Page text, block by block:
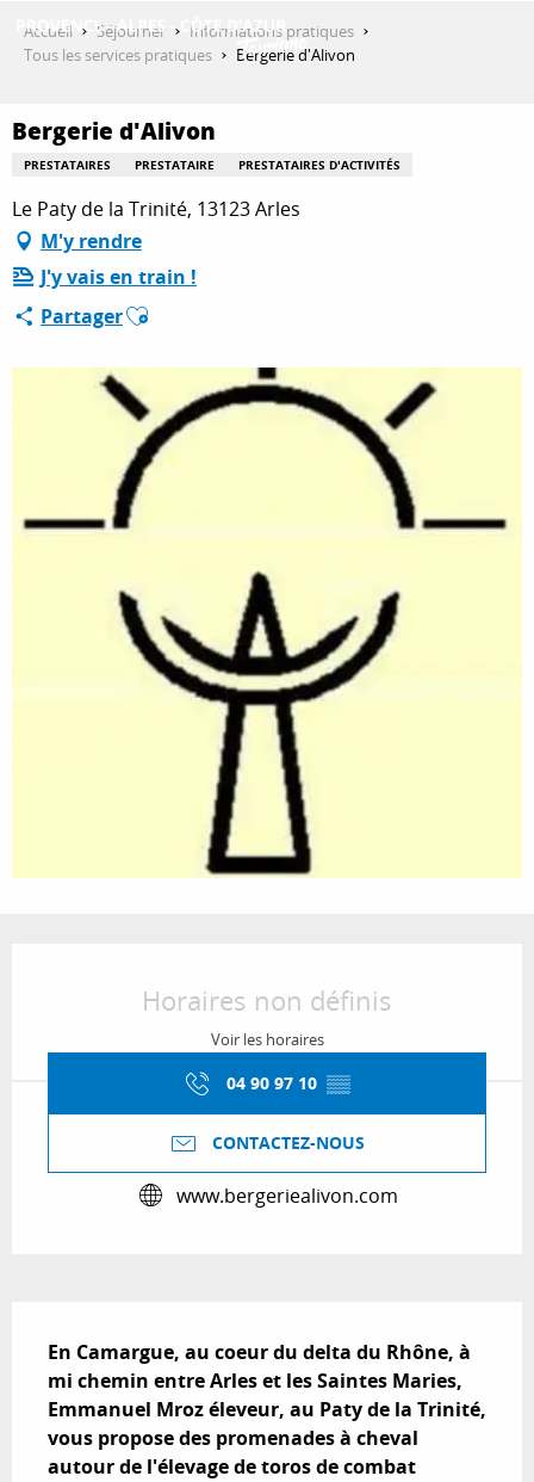
QUE FAIRE ?
SÉJOURNER
ESPACE PRO
Accueil Séjourner
Informations pratiques
Tous les services pratiques
Bergerie d'Alivon
Bergerie d'Alivon
PRESTATAIRES PRESTATAIRE PRESTATAIRES D'ACTIVITÉS
Le Paty de la Trinité, 13123 Arles
M'y rendre
J'y vais en train !
PartagerAjouter aux favoris
Horaires non définis
Voir les horaires
04 90 97 10 ▒▒
CONTACTEZ-NOUS
www.bergeriealivon.com
En Camargue, au coeur du delta du Rhône, à
mi chemin entre Arles et les Saintes Maries,
Emmanuel Mroz éleveur, au Paty de la Trinité,
vous propose des promenades à cheval
autour de l'élevage de toros de combat